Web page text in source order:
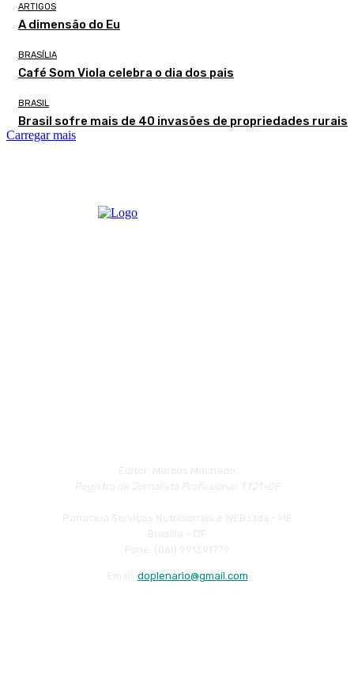
ARTIGOS
A dimensão do Eu
BRASÍLIA
Café Som Viola celebra o dia dos pais
BRASIL
Brasil sofre mais de 40 invasões de propriedades rurais
Carregar mais
doplenario@gmail.com